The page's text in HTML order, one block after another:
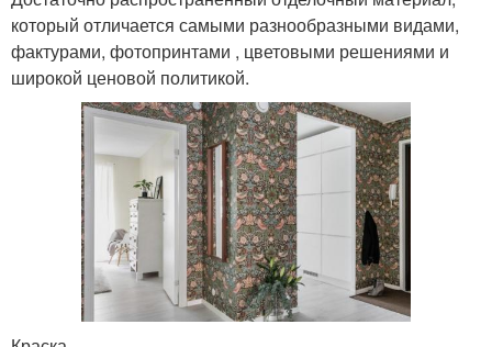
который отличается самыми разнообразными видами,
фактурами, фотопринтами , цветовыми решениями и
широкой ценовой политикой.